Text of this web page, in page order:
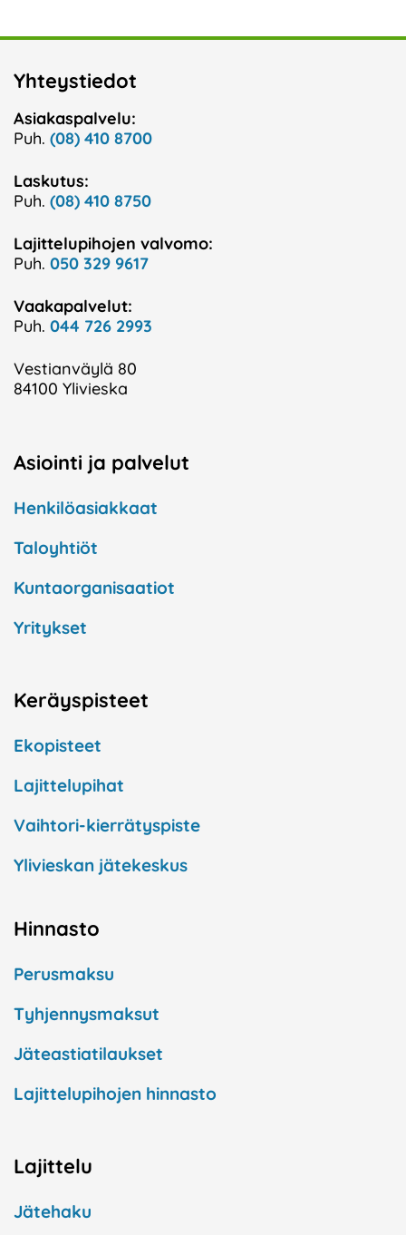
Yhteystiedot
Asiakaspalvelu:
Puh. (08) 410 8700
Laskutus:
Puh. (08) 410 8750
Lajittelupihojen valvomo:
Puh. 050 329 9617
Vaakapalvelut:
Puh. 044 726 2993
Vestianväylä 80
84100 Ylivieska
Asiointi ja palvelut
Henkilöasiakkaat
Taloyhtiöt
Kuntaorganisaatiot
Yritykset
Keräyspisteet
Ekopisteet
Lajittelupihat
Vaihtori-kierrätyspiste
Ylivieskan jätekeskus
Hinnasto
Perusmaksu
Tyhjennysmaksut
Jäteastiatilaukset
Lajittelupihojen hinnasto
Lajittelu
Jätehaku